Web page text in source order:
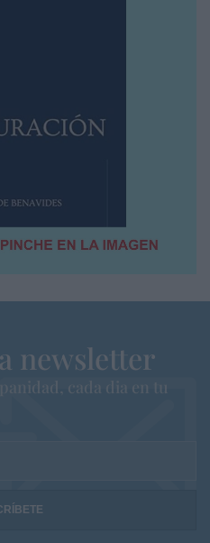
newsletter
cada dia en tu